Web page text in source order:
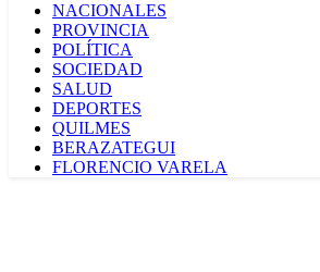
NACIONALES
PROVINCIA
POLÍTICA
SOCIEDAD
SALUD
DEPORTES
QUILMES
BERAZATEGUI
FLORENCIO VARELA